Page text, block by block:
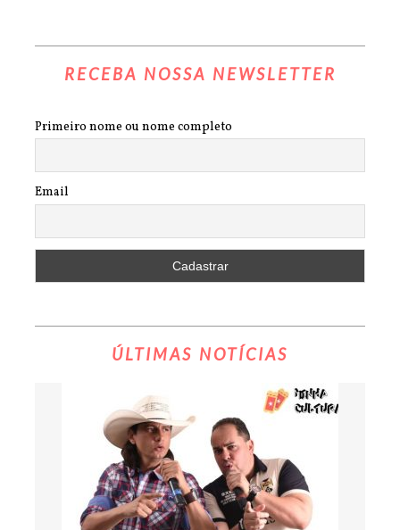
RECEBA NOSSA NEWSLETTER
Primeiro nome ou nome completo
Email
ÚLTIMAS NOTÍCIAS